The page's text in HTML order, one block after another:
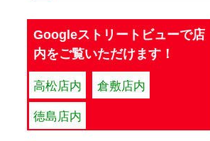
Googleストリートビューで店
内をご覧いただけます！
高松店内
倉敷店内
徳島店内